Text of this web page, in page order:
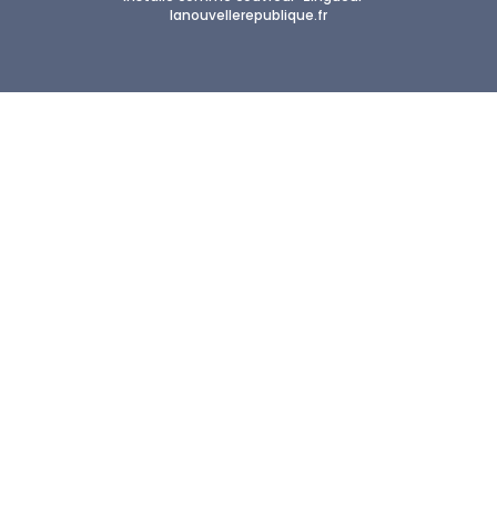
lanouvellerepublique.fr